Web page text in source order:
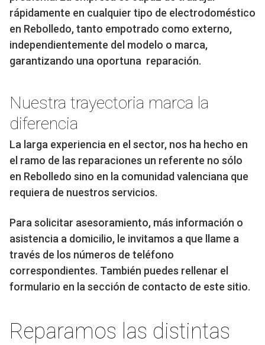
rápidamente en cualquier tipo de electrodoméstico
en Rebolledo, tanto empotrado como externo,
independientemente del modelo o marca,
garantizando una oportuna reparación.
Nuestra trayectoria marca la
diferencia
La larga experiencia en el sector, nos ha hecho en
el ramo de las reparaciones un referente no sólo
en Rebolledo sino en la comunidad valenciana que
requiera de nuestros servicios.
Para solicitar asesoramiento, más información o
asistencia a domicilio, le invitamos a que llame a
través de los números de teléfono
correspondientes. También puedes rellenar el
formulario en la sección de contacto de este sitio.
Reparamos las distintas